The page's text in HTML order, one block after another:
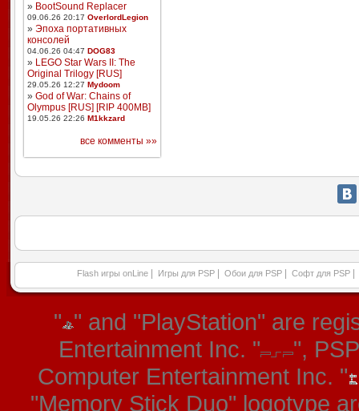
» BootSound Replacer
09.06.26 20:17 OverlordLegion
» Эпоха портативных
консолей
04.06.26 04:47 DOG83
» LEGO Star Wars II: The
Original Trilogy [RUS]
29.05.26 12:27 Mydoom
» God of War: Chains of
Olympus [RUS] [RIP 400MB]
19.05.26 22:26 M1kkzard
все комменты »»
Flash игры onLine Игры для PSP Обои для PSP Софт для PSP
" " and "PlayStation" are
Entertainment Inc. "
",
Computer Entertainment Inc. "
"Memory Stick Duo" logotype